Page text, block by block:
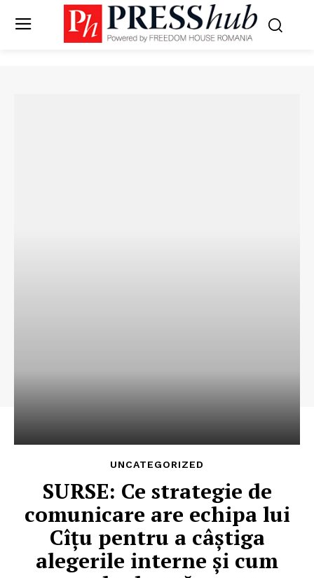
UNCATEGORIZED
SURSE: Ce strategie de
comunicare are echipa lui
Cîțu pentru a câștiga
alegerile interne și cum